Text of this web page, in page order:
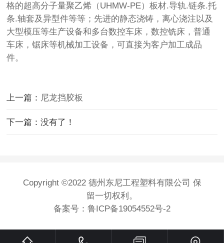
格的超高分子量聚乙烯（UHMW-PE）板材.导轨.链条.托
条.轴套及异型件等等；先进的静态浇铸，离心浇注以及
大型模压等生产设备和多台数控车床，数控铣床，普通
车床，锯床等机械加工设备，可直接为客户加工成品
件。
上一篇： 尼龙挡胶板
下一篇：没有了！
Copyright ©2022 德州东尼工程塑料有限公司 保
留一切权利。
备案号： 鲁ICP备19054552号-2